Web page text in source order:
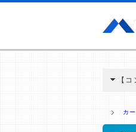
【
ミ収
>提携
カ